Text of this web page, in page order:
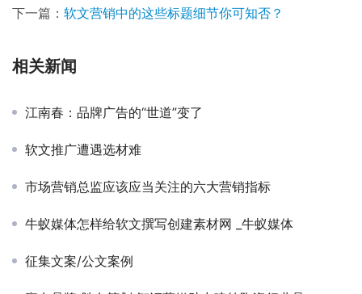
下一篇： 软文营销中的这些标题细节你可知否？
相关新闻
江南春：品牌广告的“世道”变了
软文推广遭遇选材难
市场营销总监应该应当关注的六大营销指标
牛蚁媒体怎样给软文撰写创建素材网 _牛蚁媒体
征集文案/公文案例